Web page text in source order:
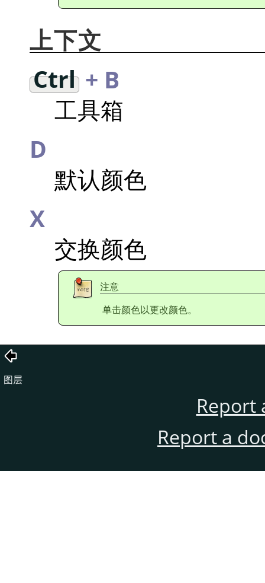
上下文
Ctrl+ B
工具箱
D
默认颜色
X
交换颜色
注意
单击颜色以更改颜色。
图层
Report
Report a